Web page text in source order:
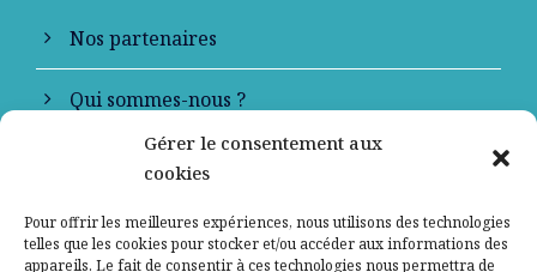
Gérer le consentement aux
cookies
Pour offrir les meilleures expériences, nous utilisons des technologies
telles que les cookies pour stocker et/ou accéder aux informations des
appareils. Le fait de consentir à ces technologies nous permettra de
Nos partenaires
Qui sommes-nous ?
Contactez-nous
Mentions légales